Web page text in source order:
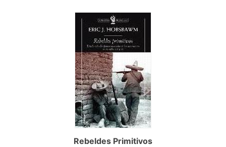
Rebeldes Primitivos